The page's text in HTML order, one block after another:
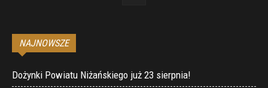
NAJNOWSZE
Dożynki Powiatu Niżańskiego już 23 sierpnia!